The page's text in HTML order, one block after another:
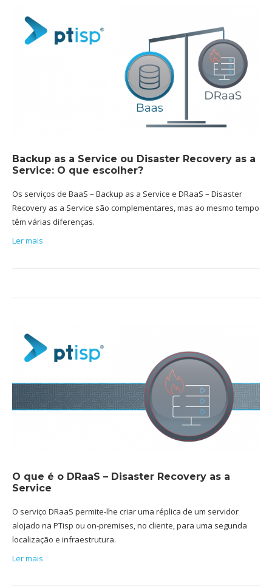
Backup as a Service ou Disaster Recovery as a
Service: O que escolher?
Os serviços de BaaS – Backup as a Service e DRaaS – Disaster
Recovery as a Service são complementares, mas ao mesmo tempo
têm várias diferenças.
Ler mais
O que é o DRaaS – Disaster Recovery as a
Service
O serviço DRaaS permite-lhe criar uma réplica de um servidor
alojado na PTisp ou on-premises, no cliente, para uma segunda
localização e infraestrutura.
Ler mais